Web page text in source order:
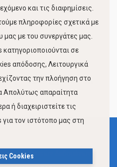
Προσωπικών Δεδομένων
και τις διαφημίσεις.
πληροφορίες σχετικά με
με του συνεργάτες μας.
κατηγοριοποιούνται σε
απόδοσης, Λειτουργικά
την πλοήγηση στο
Απολύτως απαραίτητα
ή διαχειριστείτε τις
τον ιστότοπο μας στη
Cookies